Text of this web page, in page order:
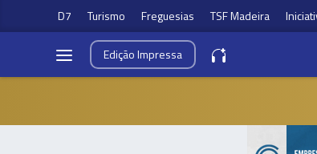
D7 Turismo Freguesias TSF Madeira
EdiçãoImpressa